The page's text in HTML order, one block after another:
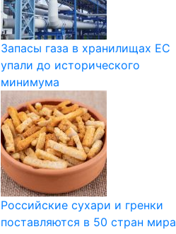
Запасы газа в хранилищах ЕС
упали до исторического
минимума
Российские сухари и гренки
поставляются в 50 стран мира